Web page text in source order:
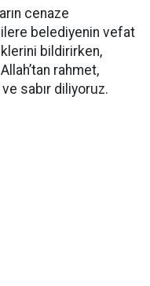
cenaze
belediyenin vefat
bildirirken,
rahmet,
ve sabır diliyoruz.